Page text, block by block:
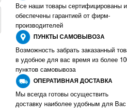
Все наши товары сертифицированы и
обеспечены гарантией от фирм-
производителей
ПУНКТЫ САМОВЫВОЗА
Возможность забрать заказанный
в удобное для вас время из более
пунктов самовывоза
ОПЕРАТИВНАЯ ДОСТАВКА
Мы всегда готовы осуществить
доставку наиболее удобным для Вас